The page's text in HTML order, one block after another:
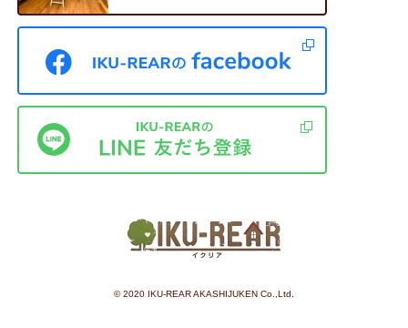
©︎ 2020 IKU-REAR AKASHIJUKEN Co.,Ltd.